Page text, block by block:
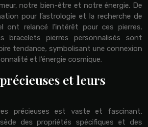
notre bien-être et notre énergie. De
pour l’astrologie et la recherche de
ont relancé l’intérêt pour ces pierres.
bracelets pierres personnalisés sont
tendance, symbolisant une connexion
et l’énergie cosmique.
et leurs
précieuses est vaste et fascinant.
des propriétés spécifiques et des